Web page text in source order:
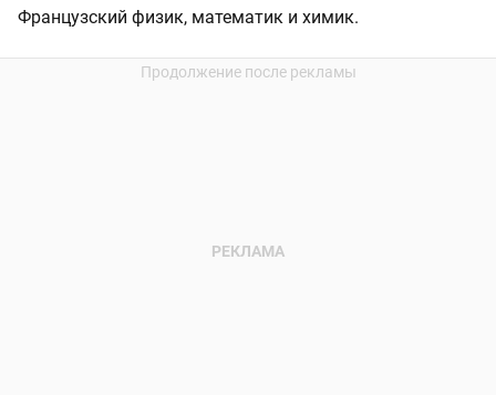
Французский физик, математик и химик.